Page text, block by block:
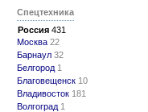
Спецтехника
Россия 431
Москва 22
Барнаул 32
Белгород 1
Благовещенск 10
Владивосток 181
Волгоград 1